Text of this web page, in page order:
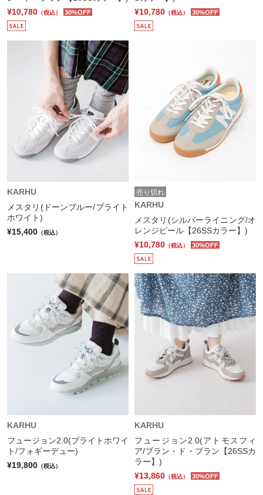
¥10,780 （税込） 30%OFF
¥10,780 （税込） 30%OFF
KARHU
メスタリ(ドーンブルー/ブライト
ホワイト)
¥15,400 （税込）
売り切れ
KARHU
メスタリ(シルバーライニング/オ
レンジピール【26SSカラー】)
¥10,780 （税込） 30%OFF
KARHU
フュージョン2.0(ブライトホワイ
ト/フォギーデュー)
¥19,800 （税込）
KARHU
フュージョン2.0(アトモスフィ
ア/ブラン・ド・ブラン【26SSカ
ラー】)
¥13,860 （税込） 30%OFF